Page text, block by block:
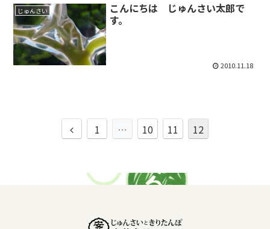
じゅんさい
こんにちは じゅんさい太郎で
す。
2010.11.18
前
1 … 10 11 12